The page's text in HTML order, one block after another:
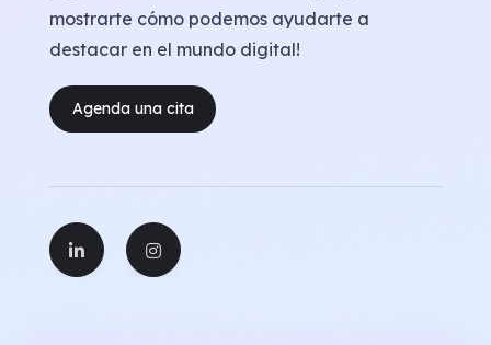
mostrarte cómo podemos ayudarte a
destacar en el mundo digital!
Agenda una cita